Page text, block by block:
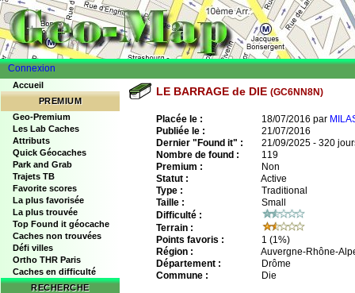
Connexion
Accueil
PREMIUM
Geo-Premium
Les Lab Caches
Attributs
Quick Géocaches
Park and Grab
Trajets TB
Favorite scores
La plus favorisée
La plus trouvée
Top Found it géocache
Caches non trouvées
Défi villes
Ortho THR Paris
Caches en difficulté
RECHERCHE
LE BARRAGE de DIE (GC6NN8N)
Placée le : 18/07/2016 par
Publiée le :
21/07/2016
Dernier "Found it" :
21/09/2025 - 320
Nombre de found :
119
Premium :
Non
Statut :
Active
Type :
Traditional
Taille :
Small
Difficulté :
Terrain :
Points favoris :
1 (1%)
Région :
Auvergne-Rhône-
Département :
Drôme
Commune :
Die